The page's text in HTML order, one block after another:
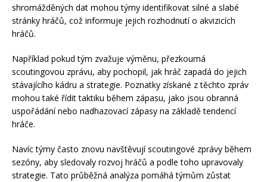
shromážděných dat mohou týmy identifikovat silné a slabé
stránky hráčů, což informuje jejich rozhodnutí o akvizicích
hráčů.
Například pokud tým zvažuje výměnu, přezkoumá
scoutingovou zprávu, aby pochopil, jak hráč zapadá do jejich
stávajícího kádru a strategie. Poznatky získané z těchto zpráv
mohou také řídit taktiku během zápasu, jako jsou obranná
uspořádání nebo nadhazovací zápasy na základě tendencí
hráče.
Navíc týmy často znovu navštěvují scoutingové zprávy během
sezóny, aby sledovaly rozvoj hráčů a podle toho upravovaly
strategie. Tato průběžná analýza pomáhá týmům zůstat